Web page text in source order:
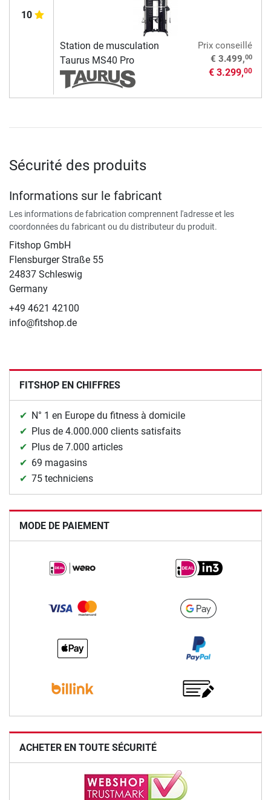
10
Station de musculation
Taurus MS40 Pro
Prix conseillé
€ 3.499,00
€ 3.299,00
Sécurité des produits
Informations sur le fabricant
Les informations de fabrication comprennent l'adresse et les
coordonnées du fabricant ou du distributeur du produit.
Fitshop GmbH
Flensburger Straße 55
24837 Schleswig
Germany
+49 4621 42100
info@fitshop.de
FITSHOP EN CHIFFRES
N° 1 en Europe du fitness à domicile
Plus de 4.000.000 clients satisfaits
Plus de 7.000 articles
69 magasins
75 techniciens
MODE DE PAIEMENT
ACHETER EN TOUTE SÉCURITÉ